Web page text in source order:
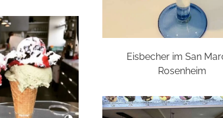
Eisbecher im San
Rosenheim